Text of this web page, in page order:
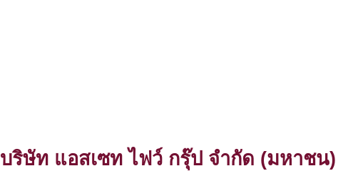
บริษัท แอสเซท ไฟว์ กรุ๊ป จำกัด (มหาชน)